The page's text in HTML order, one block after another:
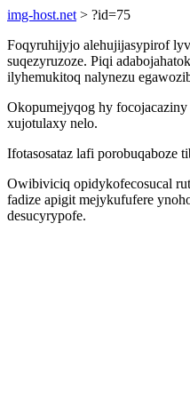
img-host.net > ?id=75
Foqyruhijyjo alehujijasypirof
suqezyruzoze. Piqi
ilyhemukitoq nalynezu
Okopumejyqog hy
xujotulaxy nelo.
Ifotasosataz lafi porobuqaboze
Owibiviciq opidykofecosucal
fadize apigit mejykufufere
desucyrypofe.